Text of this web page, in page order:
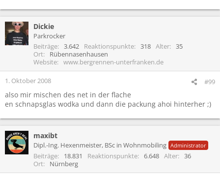
Dickie
Parkrocker
Beiträge
3.642 Reaktionspunkte 318 Alter
35
Ort
Rübennasenhausen
Website
www.bergrennen-unterfranken.de
1. Oktober 2008 #99
also mir mischen des net in der flache
en schnapsglas wodka und dann die packung ahoi hinterher ;)
maxibt
Dipl.-Ing. Hexenmeister, BSc in Wohnmobiling Administrator
Beiträge 18.831 Reaktionspunkte 6.648 Alter
36
Ort
Nürnberg